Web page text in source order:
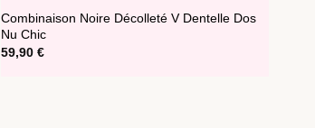
Combinaison Noire Décolleté V Dentelle Dos
Nu Chic
59,90€